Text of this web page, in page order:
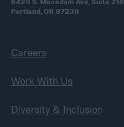
Portland, OR 97239
Careers
Work With Us
Diversity & Inclusion